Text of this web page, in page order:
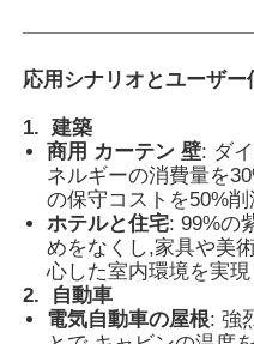
応用シナリオとユーザー
1. 建築
商用 カーテン 壁: ダ
ネルギーの消費量を
の保守コストを50%
ホテルと住宅: 99%の
めをなくし,家具や美
心した室内環境を実
2.
自動車
電気自動車の屋根: 強